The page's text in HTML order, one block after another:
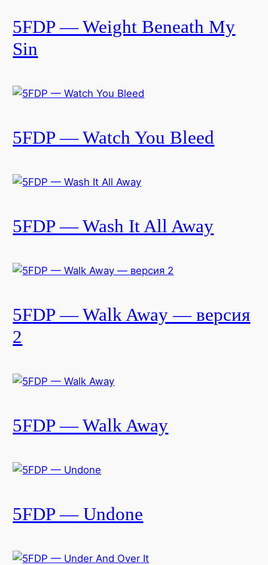
5FDP — Weight Beneath My
Sin
5FDP — Watch You Bleed
5FDP — Wash It All Away
5FDP — Walk Away — версия
2
5FDP — Walk Away
5FDP — Undone